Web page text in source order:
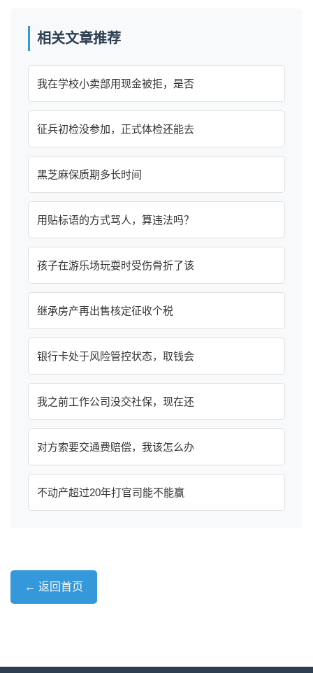
相关文章推荐
我在学校小卖部用现金被拒，是否
征兵初检没参加，正式体检还能去
黑芝麻保质期多长时间
用贴标语的方式骂人，算违法吗？
孩子在游乐场玩耍时受伤骨折了该
继承房产再出售核定征收个税
银行卡处于风险管控状态，取钱会
我之前工作公司没交社保，现在还
对方索要交通费赔偿，我该怎么办
不动产超过20年打官司能不能赢
← 返回首页